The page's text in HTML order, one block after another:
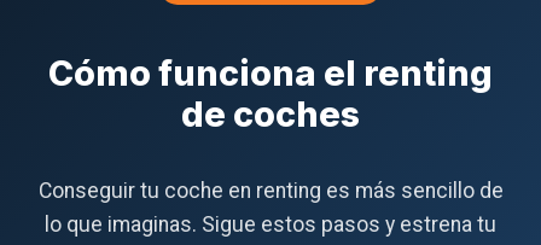
Cómo funciona el renting
de coches
Conseguir tu coche en renting es más sencillo de
lo que imaginas. Sigue estos pasos y estrena tu